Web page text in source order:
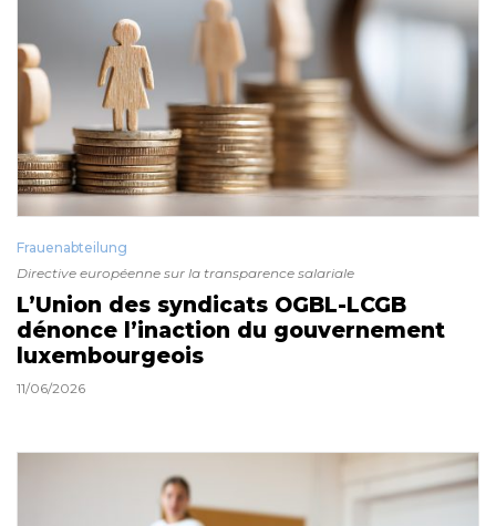
Frauenabteilung
Directive européenne sur la transparence salariale
L’Union des syndicats OGBL-LCGB
dénonce l’inaction du gouvernement
luxembourgeois
11/06/2026